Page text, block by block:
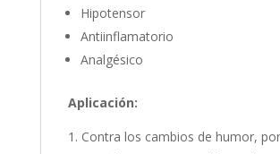
Hipotensor
Antiinflamatorio
Analgésico
Aplicación:
Contra los cambios de humor,